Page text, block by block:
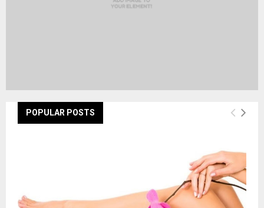
POPULAR POSTS